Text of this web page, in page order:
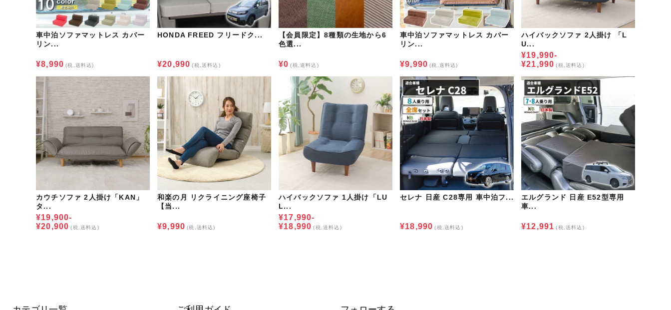
車中泊ソファマットレス カバー
リン...
¥8,990 (税,送料込)
HONDA FREED フリードク...
¥20,990 (税,送料込)
【会員限定】8種類の生地から6
色選...
¥0 (税,送料込)
車中泊ソファマットレス カバー
リン...
¥9,990 (税,送料込)
ハイバックソファ 2人掛け 「L
U...
¥19,990-
¥21,990 (税,送料込)
カウチソファ 2人掛け「KAN」
タ...
¥19,900-
¥20,900 (税,送料込)
和楽の月 リクライニング座椅子
【当...
¥9,990 (税,送料込)
ハイバックソファ 1人掛け「LU
L...
¥17,990-
¥18,990 (税,送料込)
セレナ 日産 C28専用 車中泊フ...
¥18,990 (税,送料込)
エルグランド 日産 E52型専用
車...
¥12,991 (税,送料込)